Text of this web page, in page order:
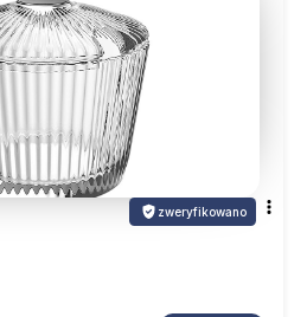
zweryfikowano